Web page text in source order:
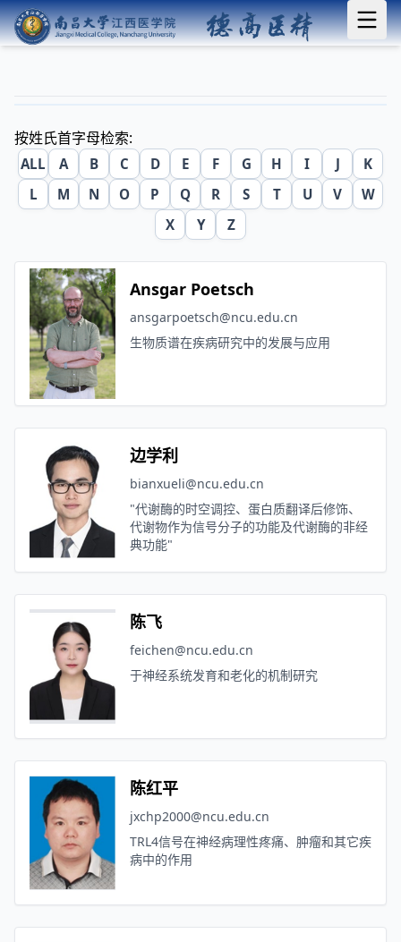
按姓氏首字母检索:
ALL A B C D E F G H I J
K
L
M N O P Q R S T U V
W
X
Y Z
Ansgar Poetsch
ansgarpoetsch@ncu.edu.cn
生物质谱在疾病研究中的发展与应用
边学利
bianxueli@ncu.edu.cn
"代谢酶的时空调控、蛋白质翻译后修饰、
代谢物作为信号分子的功能及代谢酶的非经
典功能"
陈飞
feichen@ncu.edu.cn
于神经系统发育和老化的机制研究
陈红平
jxchp2000@ncu.edu.cn
TRL4信号在神经病理性疼痛、肿瘤和其它疾
病中的作用